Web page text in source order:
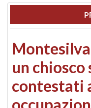
un chiosco
contestati